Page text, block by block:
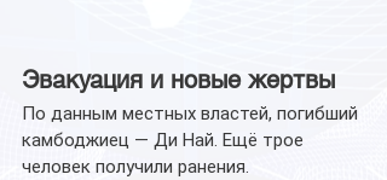
Эвакуация и новые жертвы
По данным местных властей, погибший
камбоджиец — Ди Най. Ещё трое
человек получили ранения.